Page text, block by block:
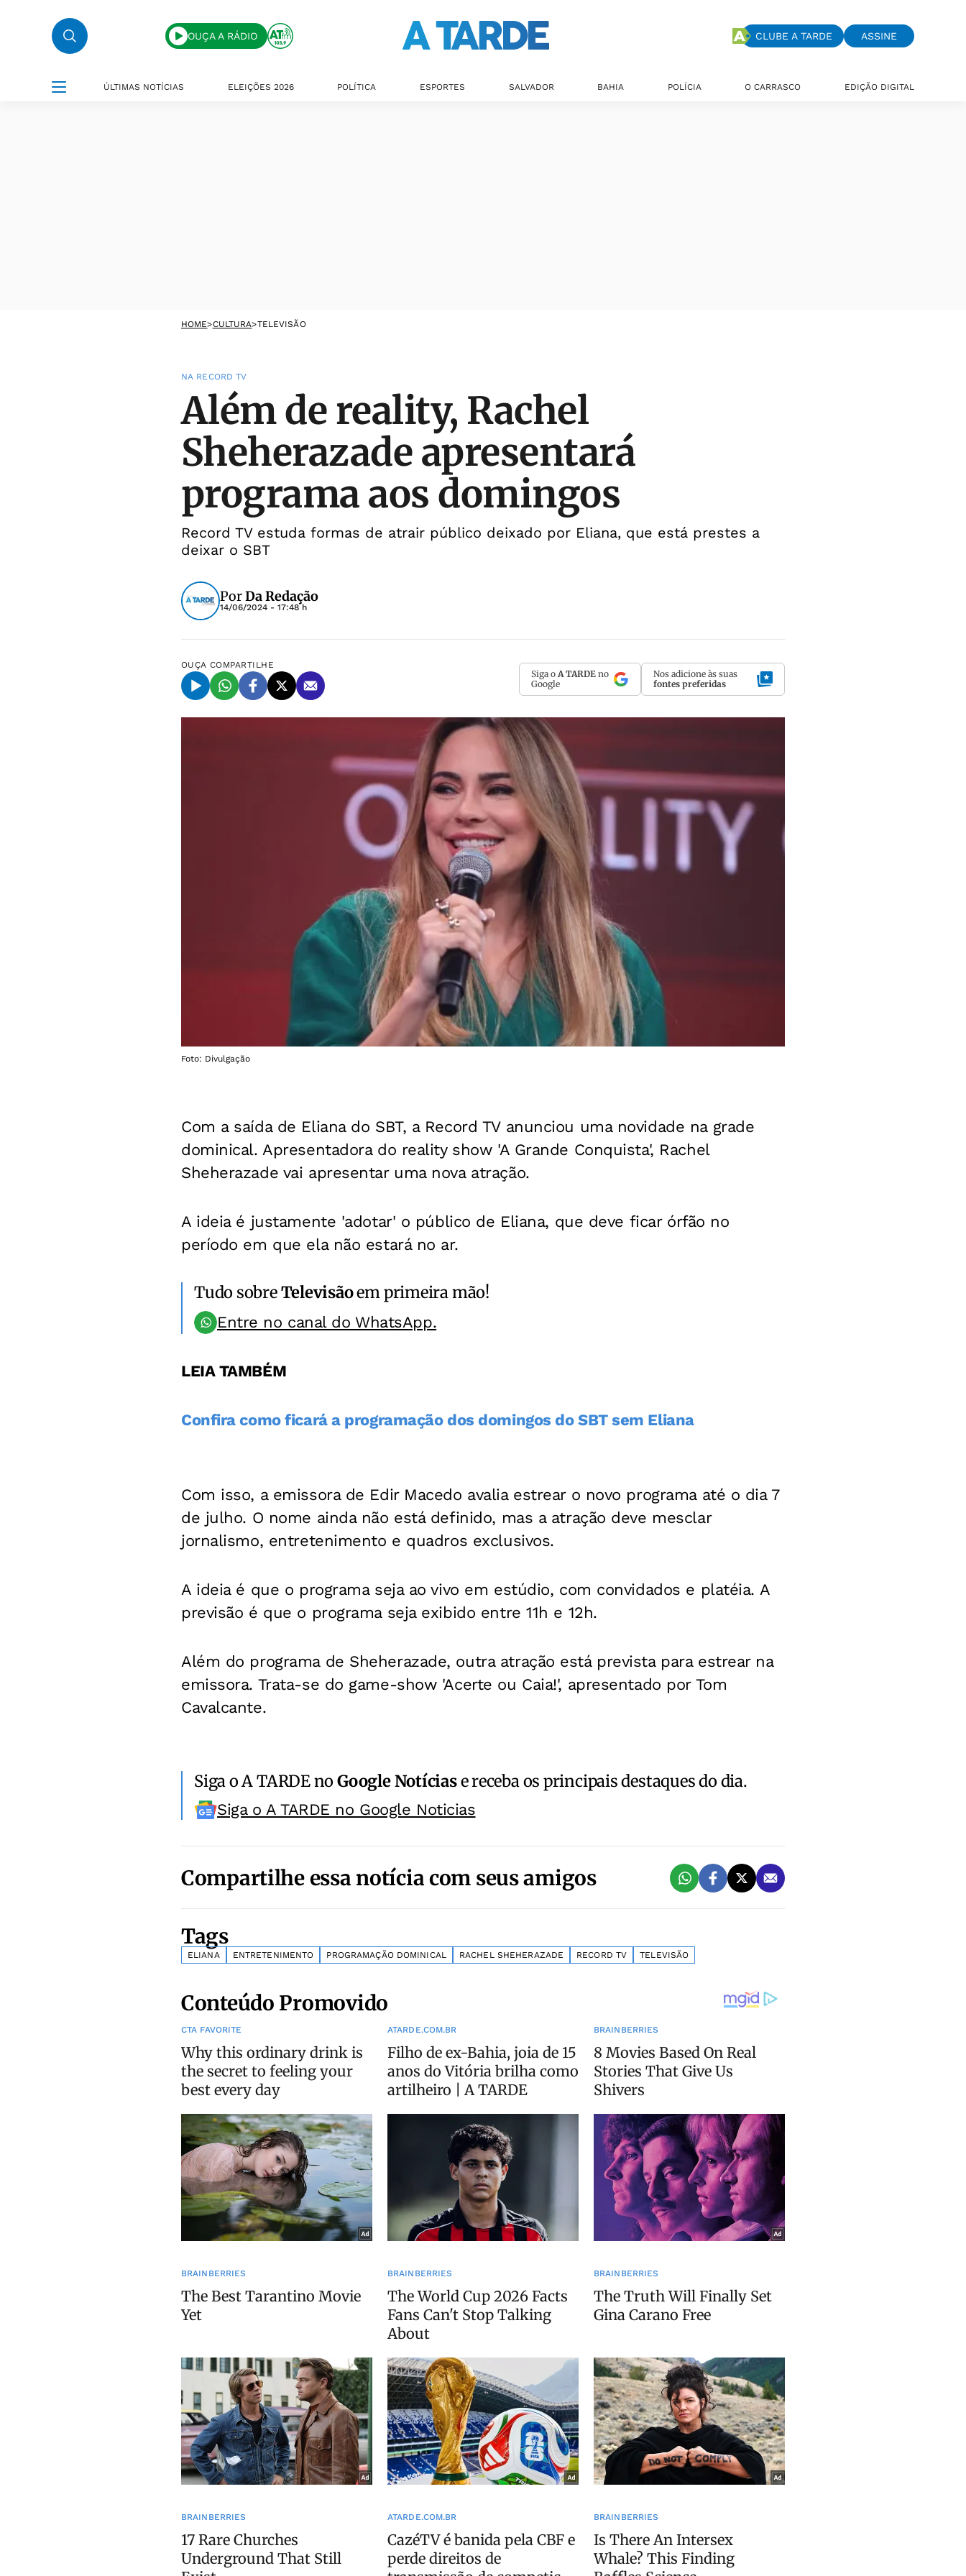
OUÇA A RÁDIO CLUBE A TARDE ASSINE
ÚLTIMAS NOTÍCIAS ELEIÇÕES 2026 POLÍTICA ESPORTES SALVADOR BAHIA POLÍCIA O CARRASCO EDIÇÃO DIGITAL
HOME>CULTURA>TELEVISÃO
NA RECORD TV
Além de reality, Rachel
Sheherazade apresentará
programa aos domingos
Record TV estuda formas de atrair público deixado por Eliana, que está prestes a
deixar o SBT
PorDa Redação
14/06/2024 - 17:48 h
OUÇA COMPARTILHE
Siga o A TARDE no
Google
Nos adicione às suas
fontes preferidas
Foto: Divulgação
Com a saída de Eliana do SBT, a Record TV anunciou uma novidade na grade
dominical. Apresentadora do reality show 'A Grande Conquista', Rachel
Sheherazade vai apresentar uma nova atração.
A ideia é justamente 'adotar' o público de Eliana, que deve ficar órfão no
período em que ela não estará no ar.
Tudo sobreTelevisãoem primeira mão!
Entre no canal do WhatsApp.
LEIA TAMBÉM
Confira como ficará a programação dos domingos do SBT sem Eliana
Com isso, a emissora de Edir Macedo avalia estrear o novo programa até o dia 7
de julho. O nome ainda não está definido, mas a atração deve mesclar
jornalismo, entretenimento e quadros exclusivos.
A ideia é que o programa seja ao vivo em estúdio, com convidados e platéia. A
previsão é que o programa seja exibido entre 11h e 12h.
Além do programa de Sheherazade, outra atração está prevista para estrear na
emissora. Trata-se do game-show 'Acerte ou Caia!', apresentado por Tom
Cavalcante.
Siga o A TARDE noGoogle Notíciase receba os principais destaques do dia.
Siga o A TARDE no Google Noticias
Compartilhe essa notícia com seus amigos
Tags
ELIANA ENTRETENIMENTO PROGRAMAÇÃO DOMINICAL RACHEL SHEHERAZADE RECORD TV TELEVISÃO